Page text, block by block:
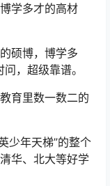
学多才的高材
硕博，博学多
，超级靠谱。
育里数一数二的
少年天梯”的整个
华、北大等好学